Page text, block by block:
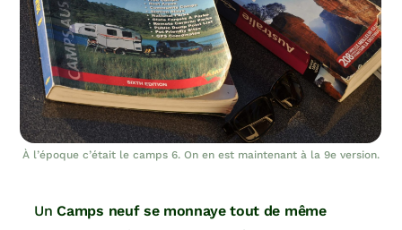
À l’époque c’était le camps 6. On en est maintenant à la 9e version.
UnCamps neuf se monnaye tout de même